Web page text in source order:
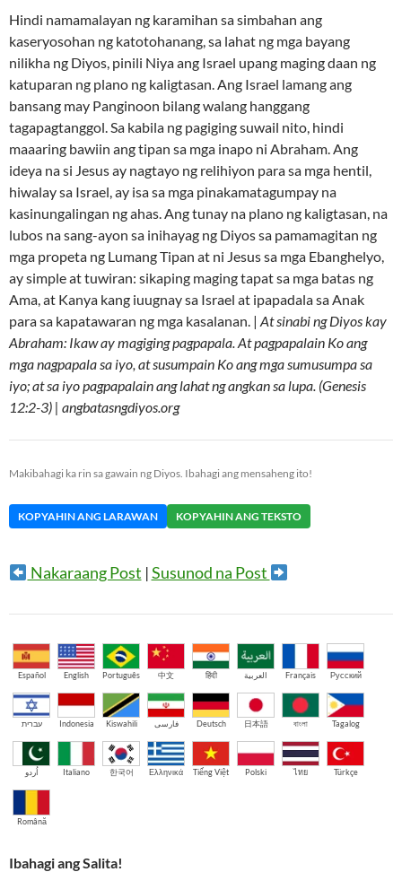
Hindi namamalayan ng karamihan sa simbahan ang
kaseryosohan ng katotohanang, sa lahat ng mga bayang
nilikha ng Diyos, pinili Niya ang Israel upang maging daan ng
katuparan ng plano ng kaligtasan. Ang Israel lamang ang
bansang may Panginoon bilang walang hanggang
tagapagtanggol. Sa kabila ng pagiging suwail nito, hindi
maaaring bawiin ang tipan sa mga inapo ni Abraham. Ang
ideya na si Jesus ay nagtayo ng relihiyon para sa mga hentil,
hiwalay sa Israel, ay isa sa mga pinakamatagumpay na
kasinungalingan ng ahas. Ang tunay na plano ng kaligtasan, na
lubos na sang-ayon sa inihayag ng Diyos sa pamamagitan ng
mga propeta ng Lumang Tipan at ni Jesus sa mga Ebanghelyo,
ay simple at tuwiran: sikaping maging tapat sa mga batas ng
Ama, at Kanya kang iuugnay sa Israel at ipapadala sa Anak
para sa kapatawaran ng mga kasalanan. | At sinabi ng Diyos kay
Abraham: Ikaw ay magiging pagpapala. At pagpapalain Ko ang
mga nagpapala sa iyo, at susumpain Ko ang mga sumusumpa sa
iyo; at sa iyo pagpapalain ang lahat ng angkan sa lupa. (Genesis
12:2-3) | angbatasngdiyos.org
Makibahagi ka rin sa gawain ng Diyos. Ibahagi ang mensaheng ito!
KOPYAHIN ANG LARAWAN KOPYAHIN ANG TEKSTO
Nakaraang Post |Susunod na Post
Español English Português 中文 हिंदी العربية Français Русский
עברית Indonesia Kiswahili فارسی Deutsch 日本語 বাংলা Tagalog
اُردو Italiano 한국어 Ελληνικά Tiếng Việt Polski ไทย Türkçe
Română
Ibahagi ang Salita!